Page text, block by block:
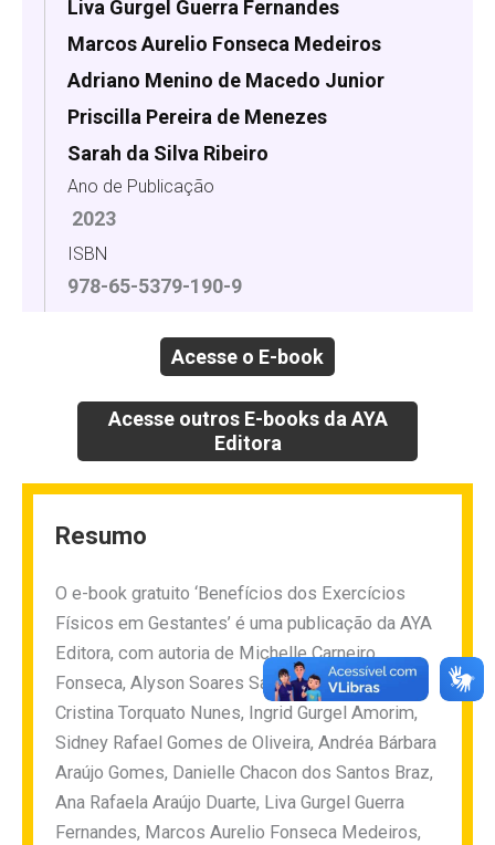
Liva Gurgel Guerra Fernandes
Marcos Aurelio Fonseca Medeiros
Adriano Menino de Macedo Junior
Priscilla Pereira de Menezes
Sarah da Silva Ribeiro
Ano de Publicação
2023
ISBN
978-65-5379-190-9
Acesse o E-book
Acesse outros E-books da AYA
Editora
Resumo
O e-book gratuito ‘Benefícios dos Exercícios
Físicos em Gestantes’ é uma publicação da AYA
Editora, com autoria de Michelle Carneiro
Fonseca, Alyson Soares Santana, Carmem
Cristina Torquato Nunes, Ingrid Gurgel Amorim,
Sidney Rafael Gomes de Oliveira, Andréa Bárbara
Araújo Gomes, Danielle Chacon dos Santos Braz,
Ana Rafaela Araújo Duarte, Liva Gurgel Guerra
Fernandes, Marcos Aurelio Fonseca Medeiros,